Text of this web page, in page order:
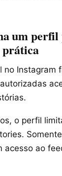
um
prática
no Instagram
o perfil
acesso ao